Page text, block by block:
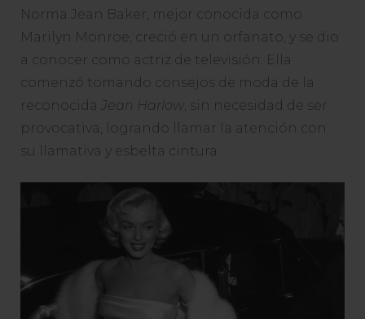
Norma Jean Baker, mejor conocida como
Marilyn Monroe, creció en un orfanato, y se dio
a conocer como actriz de televisión. Ella
comenzó tomando consejos de moda de la
reconocida Jean Harlow
, sin necesidad de ser
provocativa, logrando llamar la atención con
su llamativa y esbelta cintura.